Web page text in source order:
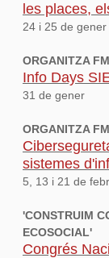
les places,
24 i 25 de
ORGANITZA
Info Days
31 de gener
ORGANITZA
sistemes
5, 13 i 21 de
'CONSTRUIM
ECOSOCIAL'
Congrés